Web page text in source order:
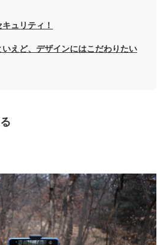
ュリティ！
えど、デザインにはこだわりたい